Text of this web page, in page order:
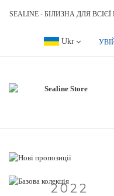
SEALINE - БІЛИЗНА ДЛЯ
Language
Ukr
2022